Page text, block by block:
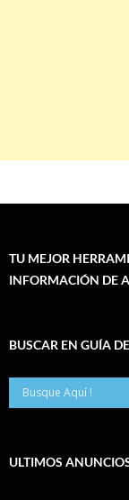
TU MEJOR
INFORMACIÓN DE
BUSCAR EN GUÍA
ULTIMOS